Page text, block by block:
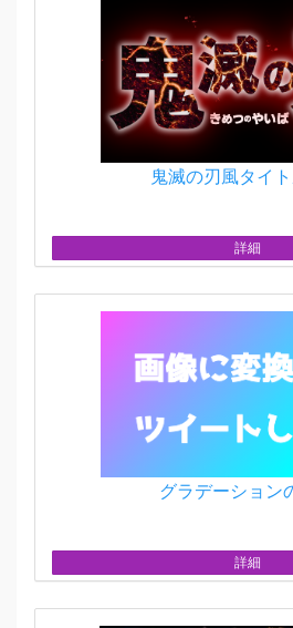
鬼滅の刃風タイ
詳細
グラデーション
詳細